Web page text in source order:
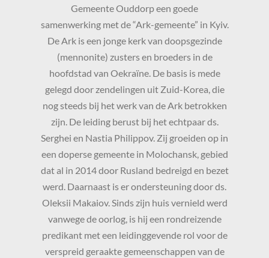
CONTACT
Gemeente Ouddorp een goede
samenwerking met de “Ark-gemeente” in Kyiv.
De Ark is een jonge kerk van doopsgezinde
(mennonite) zusters en broeders in de
hoofdstad van Oekraïne. De basis is mede
gelegd door zendelingen uit Zuid-Korea, die
nog steeds bij het werk van de Ark betrokken
zijn. De leiding berust bij het echtpaar ds.
Serghei en Nastia Philippov. Zij groeiden op in
een doperse gemeente in Molochansk, gebied
dat al in 2014 door Rusland bedreigd en bezet
werd. Daarnaast is er ondersteuning door ds.
Oleksii Makaiov. Sinds zijn huis vernield werd
vanwege de oorlog, is hij een rondreizende
predikant met een leidinggevende rol voor de
verspreid geraakte gemeenschappen van de